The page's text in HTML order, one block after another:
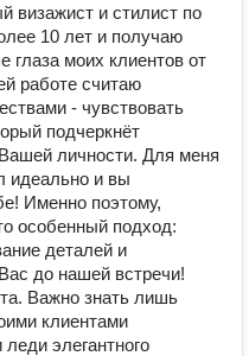
визажист и стилист по
10 лет и получаю
глаза моих клиентов от
работе считаю
- чувствовать
подчеркнёт
личности. Для меня
идеально и вы
Именно поэтому,
особенный подход:
деталей и
до нашей встречи!
Важно знать лишь
клиентами
элегантного